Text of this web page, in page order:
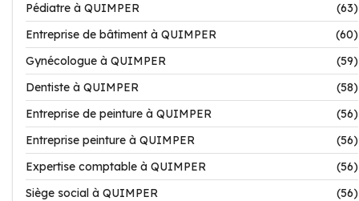
Pédiatre à QUIMPER
(63)
Entreprise de bâtiment à QUIMPER
(60)
Gynécologue à QUIMPER
(59)
Dentiste à QUIMPER
(58)
Entreprise de peinture à QUIMPER
(56)
Entreprise peinture à QUIMPER
(56)
Expertise comptable à QUIMPER
(56)
Siège social à QUIMPER
(56)